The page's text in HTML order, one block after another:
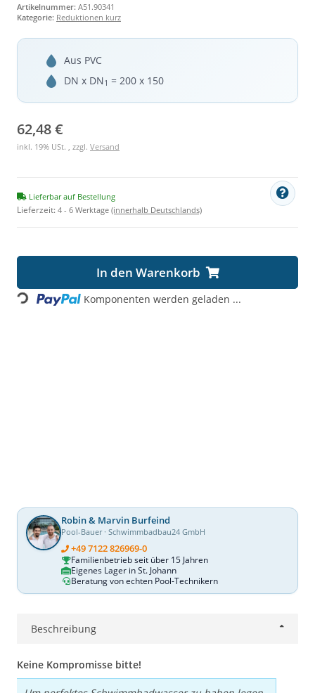
Artikelnummer: A51.90341
Kategorie: Reduktionen kurz
Aus PVC
DN x DN1 = 200 x 150
62,48 €
inkl. 19% USt. , zzgl. Versand
Lieferbar auf Bestellung
Lieferzeit: 4 - 6 Werktage (innerhalb Deutschlands)
In den Warenkorb
Loading... Komponenten werden geladen ...
Robin & Marvin Burfeind
Pool-Bauer · Schwimmbadbau24 GmbH
+49 7122 826969-0
Familienbetrieb seit über 15 Jahren
Eigenes Lager in St. Johann
Beratung von echten Pool-Technikern
Beschreibung
Keine Kompromisse bitte!